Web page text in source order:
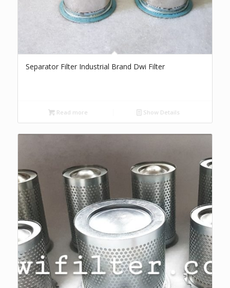
Separator Filter Industrial Brand Dwi Filter
Read more Show Details